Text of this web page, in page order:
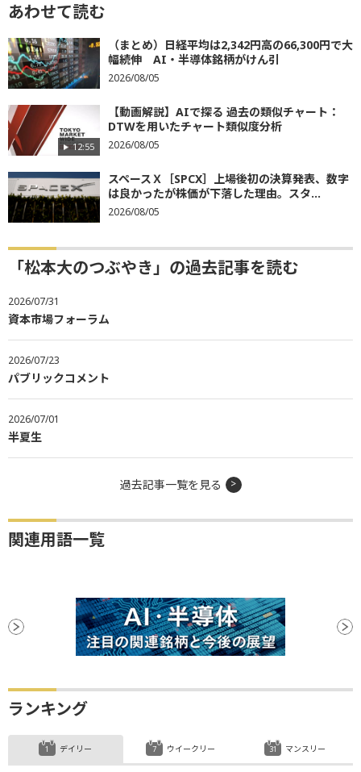
あわせて読む
（まとめ）日経平均は2,342円高の66,300円で大
幅続伸 AI・半導体銘柄がけん引
2026/08/05
12:55
【動画解説】AIで探る 過去の類似チャート：
DTWを用いたチャート類似度分析
2026/08/05
スペースＸ［SPCX］上場後初の決算発表、数字
は良かったが株価が下落した理由。スタ...
2026/08/05
「松本大のつぶやき」の過去記事を読む
2026/07/31
資本市場フォーラム
2026/07/23
パブリックコメント
2026/07/01
半夏生
過去記事一覧を見る
関連用語一覧
ランキング
デイリー ウイークリー マンスリー